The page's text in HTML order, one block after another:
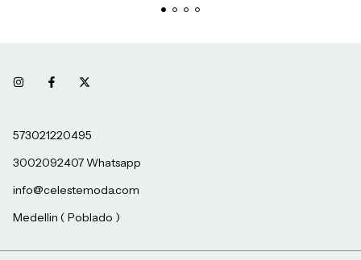
573021220495
3002092407 Whatsapp
info@celestemoda.com
Medellin ( Poblado )